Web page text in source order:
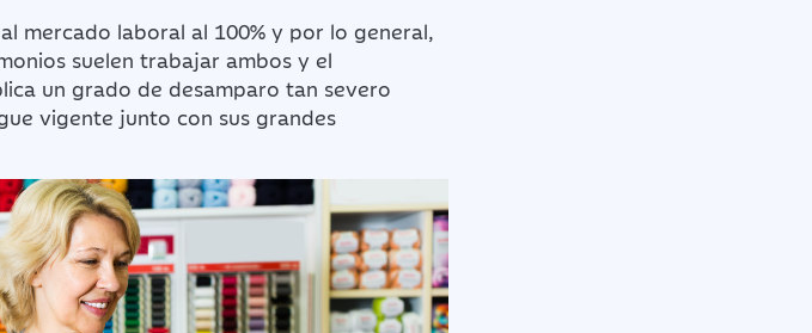
mercado laboral al 100% y por lo general,
suelen trabajar ambos y el
un grado de desamparo tan severo
vigente junto con sus grandes